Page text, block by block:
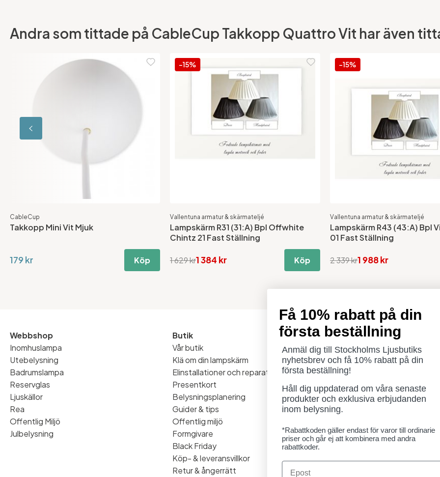
Andra som tittade på CableCup Takkopp Quattro Vit har även
CableCup
Takkopp Mini Vit Mjuk
179 kr Köp
-15%
Vallentuna armatur & skärmateljé
Lampskärm R31 (31:A) Bpl Offwhite
Chintz 21 Fast Ställning
1 384 kr
1 629 kr Köp
-15%
Vallentuna armatur & skärmateljé
Lampskärm R43 (43:A) Bpl
01 Fast Ställning
1 988 kr
2 339 kr
Webbshop
Inomhuslampa
Utebelysning
Badrumslampa
Reservglas
Ljuskällor
Rea
Offentlig Miljö
Julbelysning
Butik
Vår butik
Klä om din lampskärm
Elinstallationer och reparationer
Presentkort
Belysningsplanering
Guider & tips
Offentlig miljö
Formgivare
Black Friday
Köp- & leveransvillkor
Retur & ångerrätt
Öppettider
Måndag - Torsdag: 11-18
Fredag - Lördag: 11-16
Söndag: Stängt
Lördag 1/8 stängt
Få 10% rabatt på din
första beställning
Anmäl dig till Stockholms Ljusbutiks
nyhetsbrev och få 10% rabatt på din
första beställning!
Håll dig uppdaterad om våra senaste
produkter och exklusiva erbjudanden
inom belysning.
*Rabattkoden gäller endast för varor till ordinarie
priser och går ej att kombinera med andra
rabattkoder.
Email